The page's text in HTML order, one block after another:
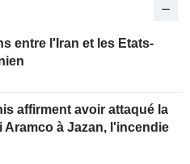
entre l'Iran et les Etats-
affirment avoir attaqué la
Aramco à Jazan, l'incendie